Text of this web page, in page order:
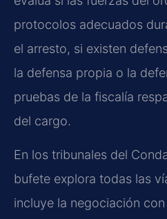
protocolos adecuados
el arresto, si existen
la defensa propia o la
pruebas de la fiscalía
del cargo.
En los tribunales del
bufete explora todas las
incluye la negociación